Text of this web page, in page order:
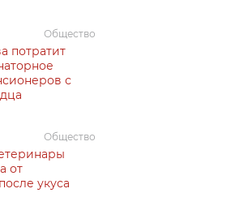
Общество
потратит
с
Общество
от
укуса